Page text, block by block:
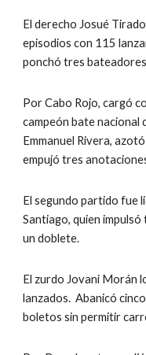
El derecho Josué
episodios con 115
ponchó tres
Por Cabo Rojo, cargó
campeón bate
Emmanuel Rivera,
empujó tres
El segundo partido fue
Santiago, quien
un doblete.
El zurdo Jovani Morán
lanzados.  Abanicó
boletos sin permitir